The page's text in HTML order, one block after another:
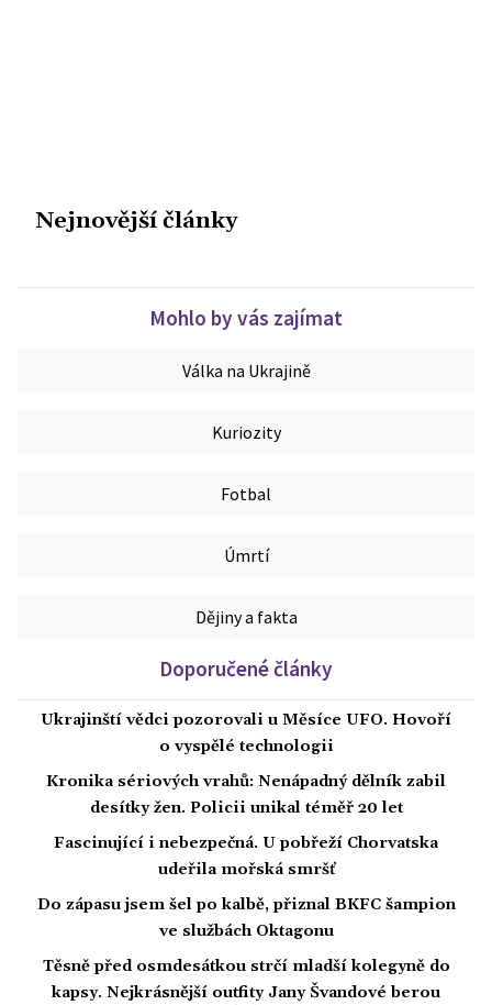
Nejnovější články
Mohlo by vás zajímat
Válka na Ukrajině
Kuriozity
Fotbal
Úmrtí
Dějiny a fakta
Doporučené články
Ukrajinští vědci pozorovali u Měsíce UFO. Hovoří
o vyspělé technologii
Kronika sériových vrahů: Nenápadný dělník zabil
desítky žen. Policii unikal téměř 20 let
Fascinující i nebezpečná. U pobřeží Chorvatska
udeřila mořská smršť
Do zápasu jsem šel po kalbě, přiznal BKFC šampion
ve službách Oktagonu
Těsně před osmdesátkou strčí mladší kolegyně do
kapsy. Nejkrásnější outfity Jany Švandové berou